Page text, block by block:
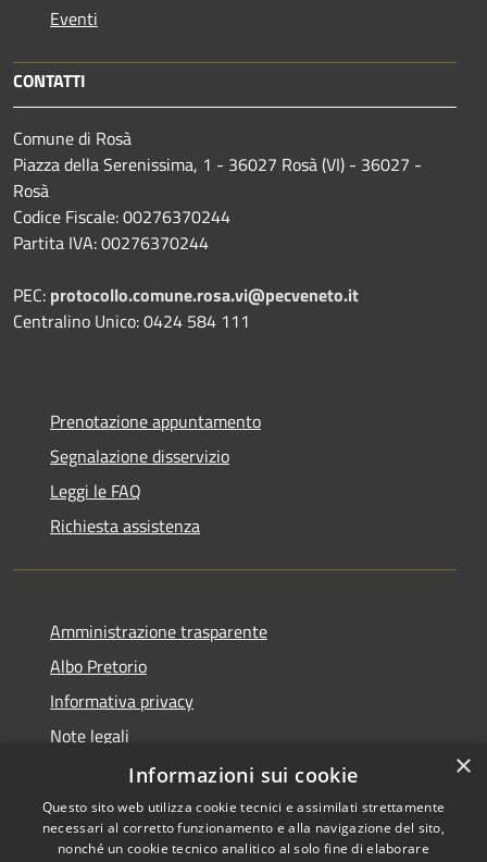
Eventi
CONTATTI
Comune di Rosà
Piazza della Serenissima, 1 - 36027 Rosà (VI) - 36027 -
Rosà
Codice Fiscale: 00276370244
Partita IVA: 00276370244
PEC: protocollo.comune.rosa.vi@pecveneto.it
Centralino Unico: 0424 584 111
Prenotazione appuntamento
Segnalazione disservizio
Leggi le FAQ
Richiesta assistenza
Amministrazione trasparente
Albo Pretorio
Informativa privacy
Note legali
Dichiarazione di accessibilità
×
Informazioni sui cookie
Questo sito web utilizza cookie tecnici e assimilati strettamente
necessari al corretto funzionamento e alla navigazione del sito,
nonché un cookie tecnico analitico al solo fine di elaborare